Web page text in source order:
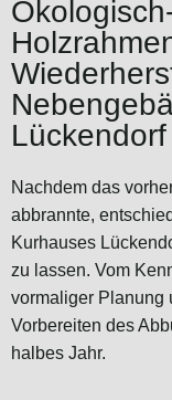
Nachdem das
abbrannte,
Kurhauses
zu lassen. Vom
vormaliger Planung
Vorbereiten des
halbes Jahr.